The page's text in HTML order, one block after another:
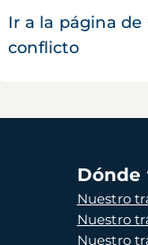
Ir a la página de
conflicto
Dónde
Nuestro
Nuestro
Nuestro